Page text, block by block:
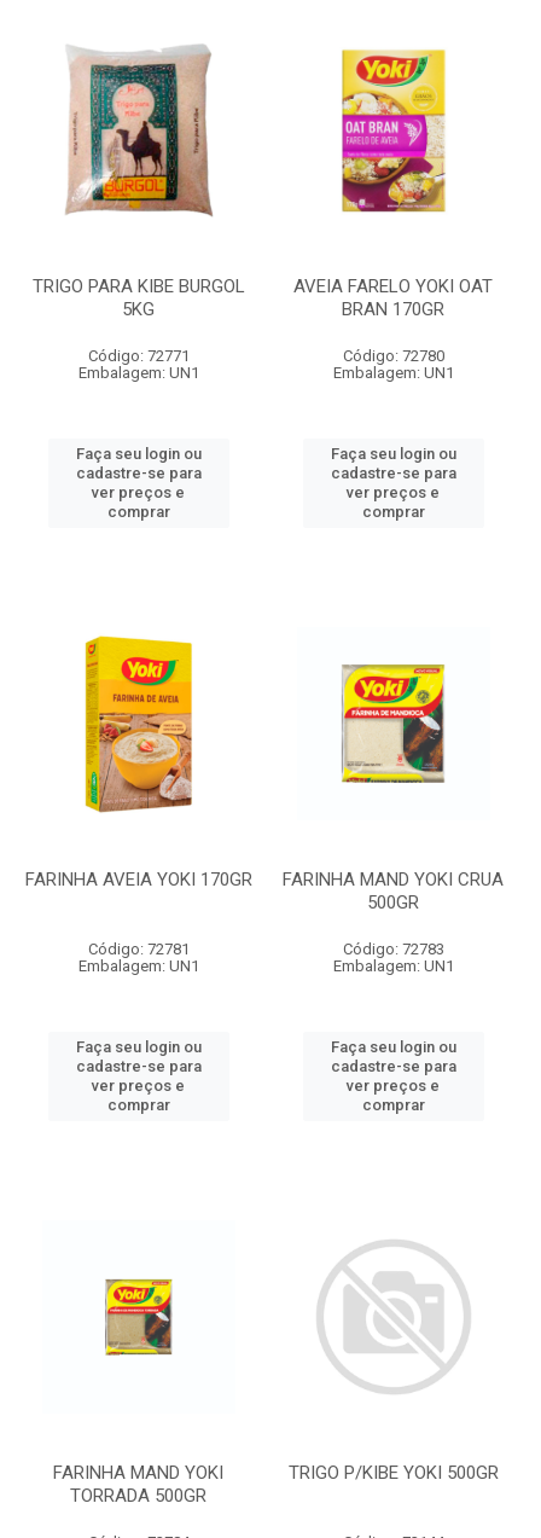
TRIGO PARA KIBE BURGOL
5KG
Código: 72771
Embalagem: UN1
Faça seu login ou
cadastre-se para
ver preços e
comprar
AVEIA FARELO YOKI OAT
BRAN 170GR
Código: 72780
Embalagem: UN1
Faça seu login ou
cadastre-se para
ver preços e
comprar
FARINHA AVEIA YOKI 170GR
Código: 72781
Embalagem: UN1
Faça seu login ou
cadastre-se para
ver preços e
comprar
FARINHA MAND YOKI CRUA
500GR
Código: 72783
Embalagem: UN1
Faça seu login ou
cadastre-se para
ver preços e
comprar
FARINHA MAND YOKI
TORRADA 500GR
TRIGO P/KIBE YOKI 500GR